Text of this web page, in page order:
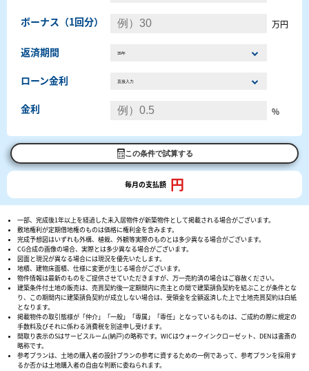
ボーナス（1回分） 万円
返済期間
ローン金利
金利 %
この条件で試算する
毎月の支払額 円
一部、完成後1年以上を経過した未入居物件が新築物件として掲載される場合がございます。
敷地権利が定期借地権のものは価格に権利金を含みます。
完成予想図はいずれも外構、植栽、外観等実際のものとは多少異なる場合がございます。
CG合成の画像の場合、実際とは多少異なる場合がございます。
図面と現況が異なる場合には現況を優先いたします。
地積、建物床面積、仕様に変更が生じる場合がございます。
物件情報は最新のものをご提供させていただきますが、万一売約済の場合はご容赦ください。
建築条件付土地の販売は、売買契約後一定期間内に売主との間で建築請負契約を結ぶことが条件とな
り、この期間内に建築請負契約が成立しない場合は、受領金を全額返済した上で土地売買契約は白紙
となります。
掲載物件の取引態様が「仲介」「一般」「専属」「専任」となっているものは、ご成約の際に規定の
手数料及びそれに係わる消費税を別途申し受けます。
間取り表示のSはサービスルーム(納戸)の略称です。WICはウォークインクローゼット、DENは書斎の
略称です。
参考プランは、土地の購入者の設計プランの参考に資するための一例であって、参考プランを採用す
るか否かは土地購入者の自由な判断に委ねられます。